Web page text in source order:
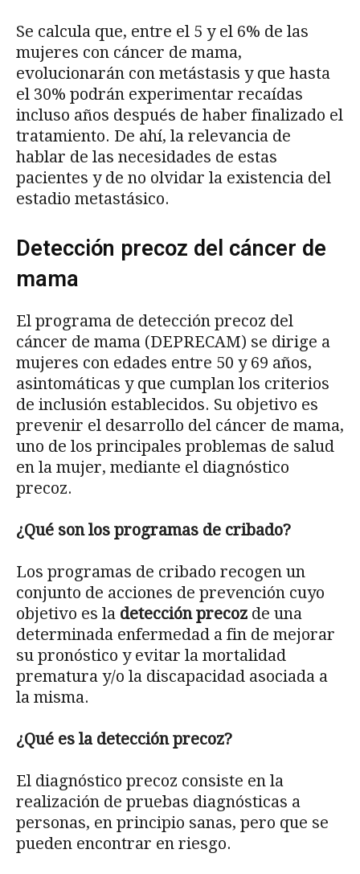
Se calcula que, entre el 5 y el 6% de las
mujeres con cáncer de mama,
evolucionarán con metástasis y que hasta
el 30% podrán experimentar recaídas
incluso años después de haber finalizado el
tratamiento. De ahí, la relevancia de
hablar de las necesidades de estas
pacientes y de no olvidar la existencia del
estadio metastásico.
Detección precoz del cáncer de
mama
El programa de detección precoz del
cáncer de mama (DEPRECAM) se dirige a
mujeres con edades entre 50 y 69 años,
asintomáticas y que cumplan los criterios
de inclusión establecidos. Su objetivo es
prevenir el desarrollo del cáncer de mama,
uno de los principales problemas de salud
en la mujer, mediante el diagnóstico
precoz.
¿Qué son los programas de cribado?
Los programas de cribado recogen un
conjunto de acciones de prevención cuyo
objetivo es la detección precoz de una
determinada enfermedad a fin de mejorar
su pronóstico y evitar la mortalidad
prematura y/o la discapacidad asociada a
la misma.
¿Qué es la detección precoz?
El diagnóstico precoz consiste en la
realización de pruebas diagnósticas a
personas, en principio sanas, pero que se
pueden encontrar en riesgo.